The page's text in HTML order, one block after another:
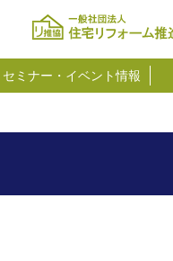
セミナー・イベント情報